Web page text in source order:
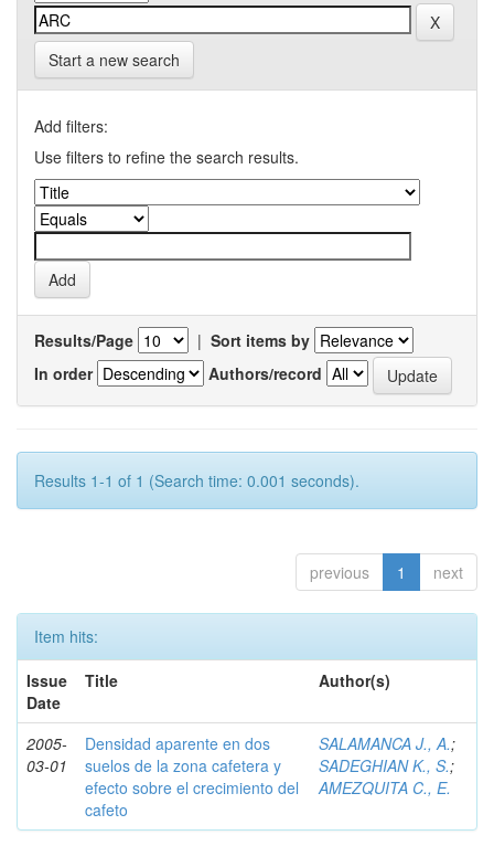
Start a new search
Add filters:
Use filters to refine the search results.
Results/Page | Sort items by
In order
Authors/record
Results 1-1 of 1 (Search time: 0.001 seconds).
previous 1 next
Item hits:
Issue
Date
Title Author(s)
2005-
03-01
Densidad aparente en dos
suelos de la zona cafetera y
efecto sobre el crecimiento del
cafeto
SALAMANCA J., A.;
SADEGHIAN K., S.;
AMEZQUITA C., E.